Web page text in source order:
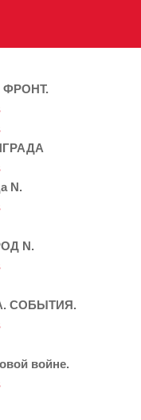
ФРОНТ.
N.
N.
СОБЫТИЯ.
войне.